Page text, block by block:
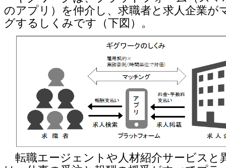
のアプリ）を仲介し、求職者と求人企業が
グするしくみです（下図）。
転職エージェントや人材紹介サービスと